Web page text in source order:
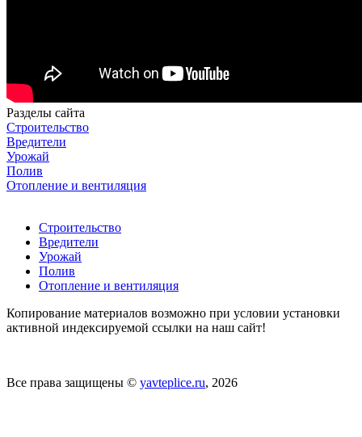
Разделы сайта
Строительство
Вредители
Урожай
Полив
Отопление и вентиляция
Строительство
Вредители
Урожай
Полив
Отопление и вентиляция
Копирование материалов возможно при условии установки
активной индексируемой ссылки на наш сайт!
Все права защищены © yavteplice.ru, 2026